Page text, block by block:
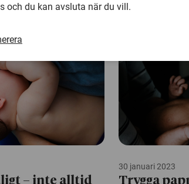
30 januari 2023
och du kan avsluta när du vill.